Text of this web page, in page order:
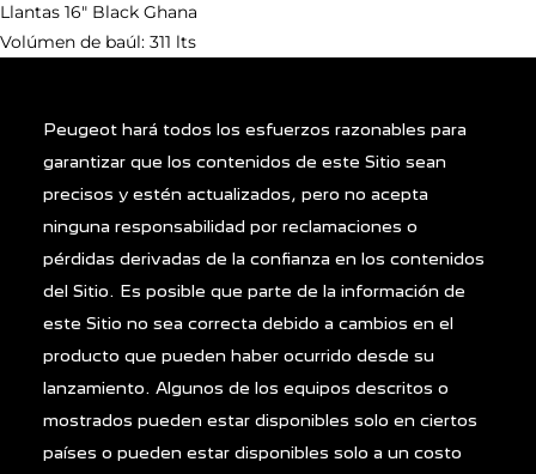
Llantas 16″ Black Ghana
Volúmen de baúl: 311 lts
Peugeot hará todos los esfuerzos razonables para
garantizar que los contenidos de este Sitio sean
precisos y estén actualizados, pero no acepta
ninguna responsabilidad por reclamaciones o
pérdidas derivadas de la confianza en los contenidos
del Sitio. Es posible que parte de la información de
este Sitio no sea correcta debido a cambios en el
producto que pueden haber ocurrido desde su
lanzamiento. Algunos de los equipos descritos o
mostrados pueden estar disponibles solo en ciertos
países o pueden estar disponibles solo a un costo